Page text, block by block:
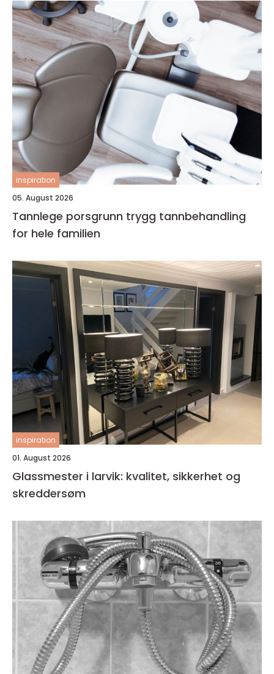
inspiration
05. August 2026
Tannlege porsgrunn trygg tannbehandling
for hele familien
inspiration
01. August 2026
Glassmester i larvik: kvalitet, sikkerhet og
skreddersøm